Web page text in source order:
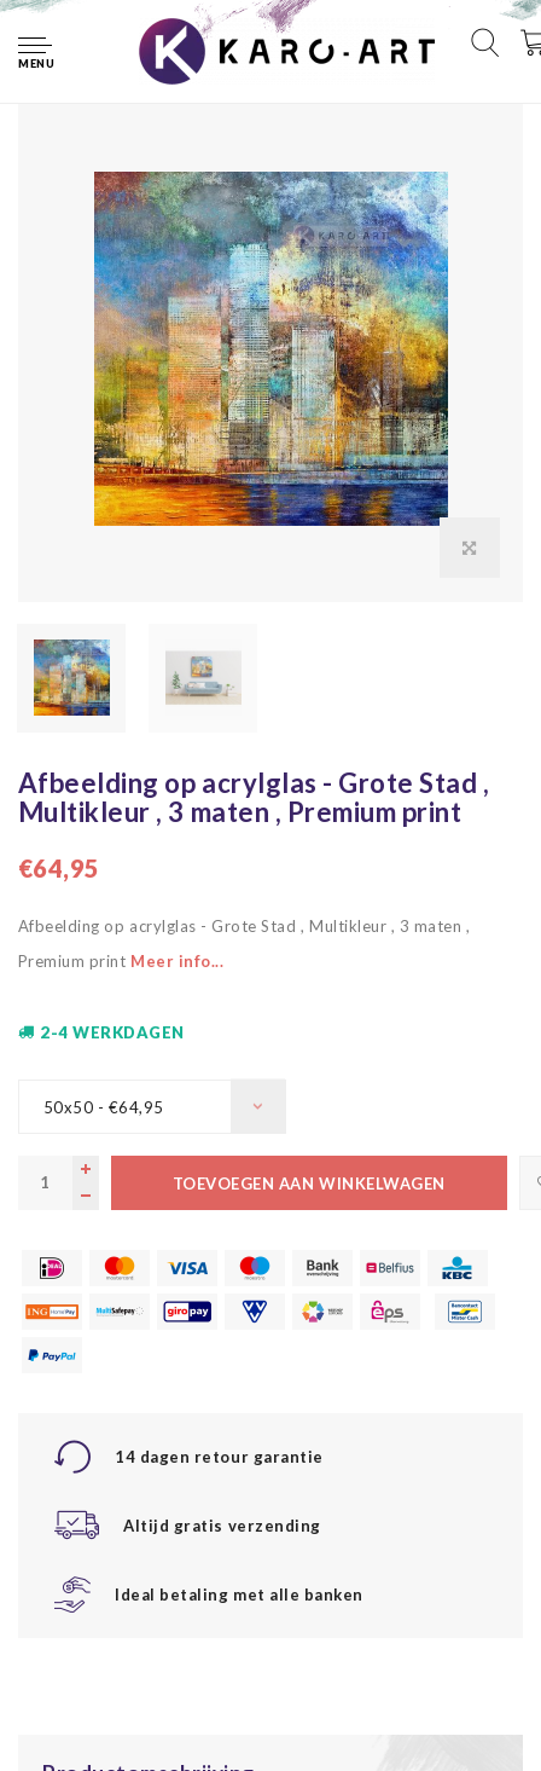
MENU
Afbeelding op acrylglas - Grote Stad , Multikleur , 3 maten ,
Premium print
Afbeelding op acrylglas - Grote Stad ,
Multikleur , 3 maten , Premium print
€64,95
Afbeelding op acrylglas - Grote Stad , Multikleur , 3 maten ,
Premium print Meer info...
2-4 WERKDAGEN
50x50 - €64,95
TOEVOEGEN AAN WINKELWAGEN
14 dagen retour garantie
Altijd gratis verzending
Ideal betaling met alle banken